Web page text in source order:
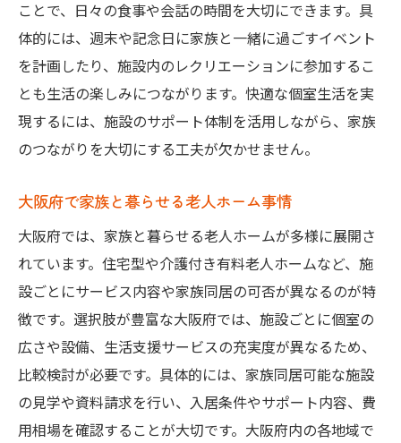
ことで、日々の食事や会話の時間を大切にできます。具
体的には、週末や記念日に家族と一緒に過ごすイベント
を計画したり、施設内のレクリエーションに参加するこ
とも生活の楽しみにつながります。快適な個室生活を実
現するには、施設のサポート体制を活用しながら、家族
のつながりを大切にする工夫が欠かせません。
大阪府で家族と暮らせる老人ホーム事情
大阪府では、家族と暮らせる老人ホームが多様に展開さ
れています。住宅型や介護付き有料老人ホームなど、施
設ごとにサービス内容や家族同居の可否が異なるのが特
徴です。選択肢が豊富な大阪府では、施設ごとに個室の
広さや設備、生活支援サービスの充実度が異なるため、
比較検討が必要です。具体的には、家族同居可能な施設
の見学や資料請求を行い、入居条件やサポート内容、費
用相場を確認することが大切です。大阪府内の各地域で